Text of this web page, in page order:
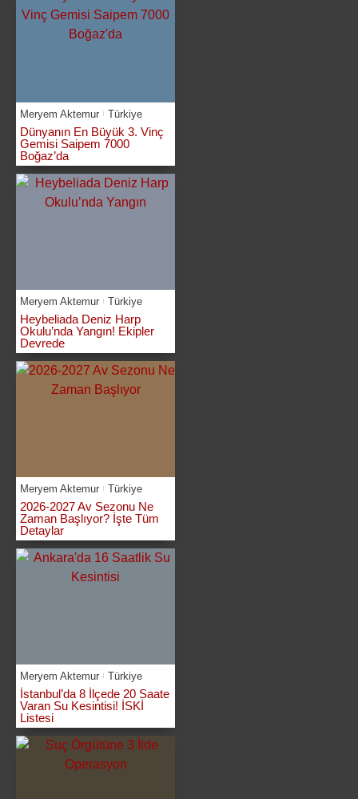
Meryem Aktemur Türkiye
Dünyanın En Büyük 3. Vinç
Gemisi Saipem 7000
Boğaz’da
Meryem Aktemur Türkiye
Heybeliada Deniz Harp
Okulu’nda Yangın! Ekipler
Devrede
Meryem Aktemur Türkiye
2026-2027 Av Sezonu Ne
Zaman Başlıyor? İşte Tüm
Detaylar
Meryem Aktemur Türkiye
İstanbul’da 8 İlçede 20 Saate
Varan Su Kesintisi! İSKİ
Listesi